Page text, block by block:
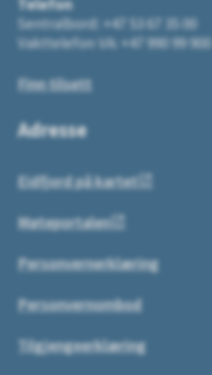
Sentralbord: +47 53 67 35 00
Vakttelefon VA: +47 990 99 900
Finn tilsett
Adresse
Eidfjord på kartet
Møteportalen
Personvernerklæring
Personvernombod
Tilgjengeerklæring